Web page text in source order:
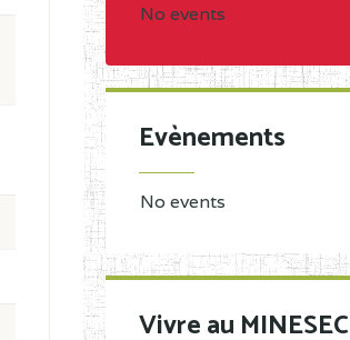
No events
Evènements
No events
Vivre au MINESEC